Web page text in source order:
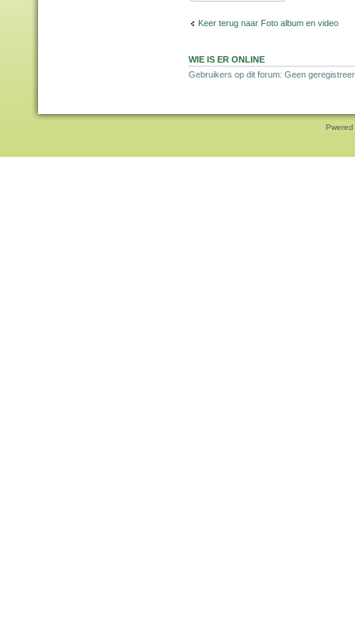
Keer terug naar Foto album en video
WIE IS ER ONLINE
Gebruikers op dit forum: Geen